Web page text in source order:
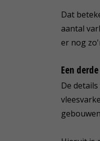
Dat
aantal
er nog
Een
De